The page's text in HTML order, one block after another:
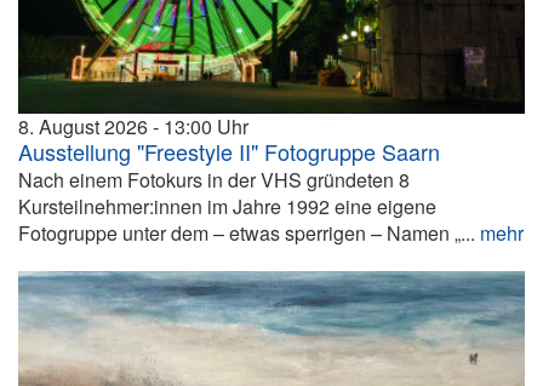
8. August 2026 13:00
Ausstellung "Freestyle II" Fotogruppe Saarn
Nach einem Fotokurs in der VHS gründeten 8
Kursteilnehmer:innen im Jahre 1992 eine eigene
Fotogruppe unter dem – etwas sperrigen – Namen „... mehr